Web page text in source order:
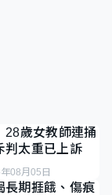
歲女教師連捅
太重已上訴
08月05日
長期捱餓、傷痕